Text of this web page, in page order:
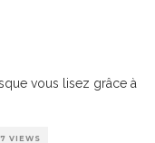
vous lisez grâce à
VIEWS